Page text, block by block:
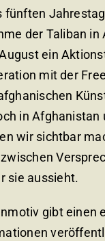
fünften
der Taliban in
ein
mit der
in Afghanistan
wir sichtbar
zwischen
sie aussieht.
gibt einen